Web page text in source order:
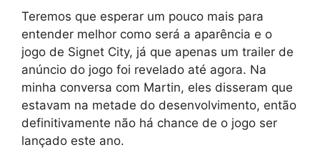
Teremos que esperar um pouco mais para
entender melhor como será a aparência e o
jogo de Signet City, já que apenas um trailer de
anúncio do jogo foi revelado até agora. Na
minha conversa com Martin, eles disseram que
estavam na metade do desenvolvimento, então
definitivamente não há chance de o jogo ser
lançado este ano.